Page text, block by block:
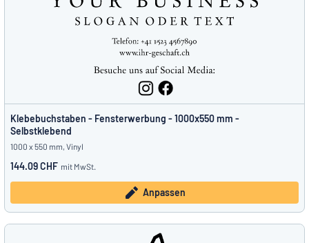
Deutsch
Klebebuchstaben - Fensterwerbung - 1000x550 mm -
Selbstklebend
1000 x 550 mm, Vinyl
144.09 CHF mit MwSt.
Anpassen